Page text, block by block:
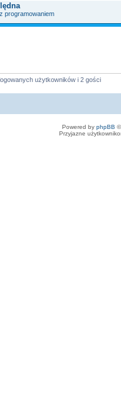
programowaniem
użytkowników i 2 gości
Powered by phpBB
Przyjazne